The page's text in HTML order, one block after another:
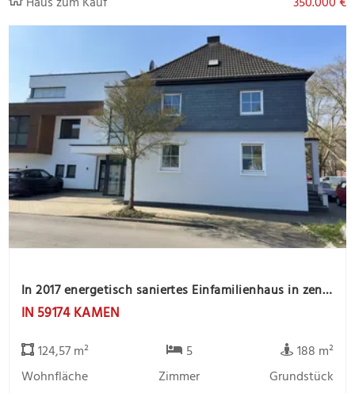
In 2017 energetisch saniertes Einfamilienhaus in zentrale Stadtlage
IN 59174 KAMEN
124,57 m²
Wohnfläche
5
Zimmer
188 m²
Grundstück